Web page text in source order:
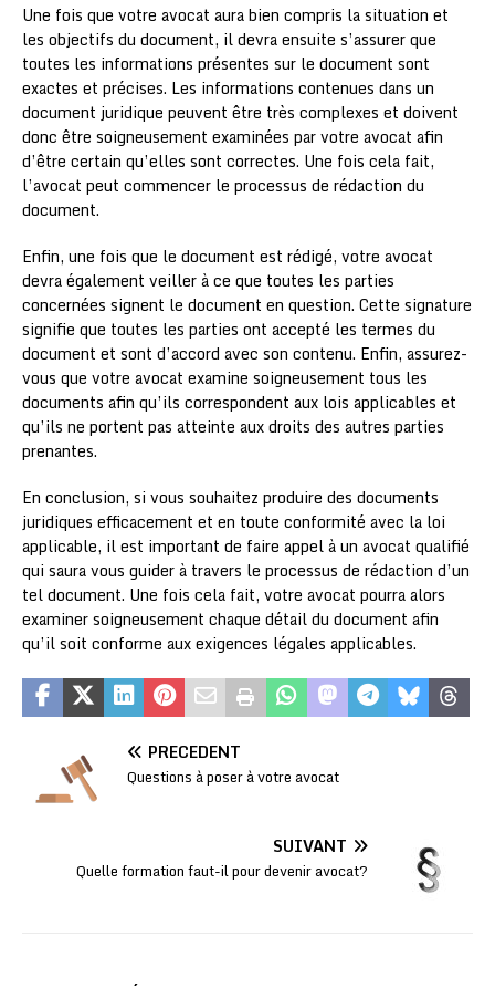
Une fois que votre avocat aura bien compris la situation et
les objectifs du document, il devra ensuite s’assurer que
toutes les informations présentes sur le document sont
exactes et précises. Les informations contenues dans un
document juridique peuvent être très complexes et doivent
donc être soigneusement examinées par votre avocat afin
d’être certain qu’elles sont correctes. Une fois cela fait,
l’avocat peut commencer le processus de rédaction du
document.
Enfin, une fois que le document est rédigé, votre avocat
devra également veiller à ce que toutes les parties
concernées signent le document en question. Cette signature
signifie que toutes les parties ont accepté les termes du
document et sont d’accord avec son contenu. Enfin, assurez-
vous que votre avocat examine soigneusement tous les
documents afin qu’ils correspondent aux lois applicables et
qu’ils ne portent pas atteinte aux droits des autres parties
prenantes.
En conclusion, si vous souhaitez produire des documents
juridiques efficacement et en toute conformité avec la loi
applicable, il est important de faire appel à un avocat qualifié
qui saura vous guider à travers le processus de rédaction d’un
tel document. Une fois cela fait, votre avocat pourra alors
examiner soigneusement chaque détail du document afin
qu’il soit conforme aux exigences légales applicables.
PRÉCÉDENT
Questions à poser à votre avocat
SUIVANT
Quelle formation faut-il pour devenir avocat?